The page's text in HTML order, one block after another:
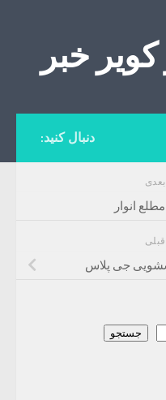
خبر
دنبال کنید:
بعدی
قبلی
جی پلاس
جستجو